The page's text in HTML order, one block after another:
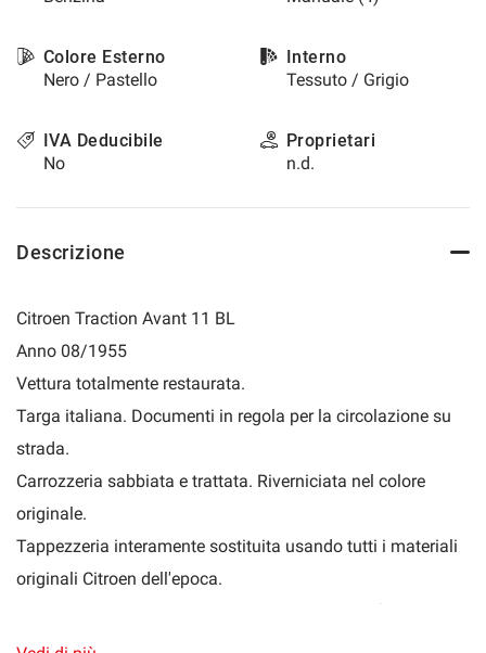
Colore Esterno
Nero / Pastello
Interno
Tessuto / Grigio
IVA Deducibile
No
Proprietari
n.d.
Descrizione
Citroen Traction Avant 11 BL
Anno 08/1955
Vettura totalmente restaurata.
Targa italiana. Documenti in regola per la circolazione su
strada.
Carrozzeria sabbiata e trattata. Riverniciata nel colore
originale.
Tappezzeria interamente sostituita usando tutti i materiali
originali Citroen dell'epoca.
efficiente.
di
tracciamento
rimanda
alla
cookie
e
tue
scelte
qualsiasi
momento.
Cookie necessari